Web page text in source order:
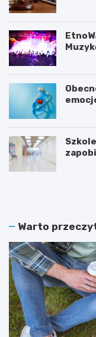
K
t
w
I
T
:
B
e
z
p
Z
ć
e
k
r
u
t
u
j
e
Warto